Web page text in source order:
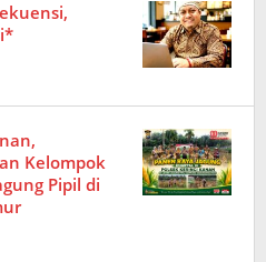
Kelompok
Pipil di